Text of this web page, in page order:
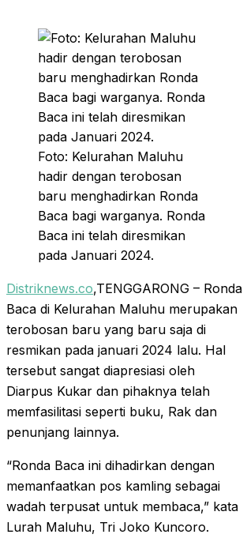
Foto: Kelurahan Maluhu
hadir dengan terobosan
baru menghadirkan Ronda
Baca bagi warganya. Ronda
Baca ini telah diresmikan
pada Januari 2024.
Distriknews.co,TENGGARONG – Ronda
Baca di Kelurahan Maluhu merupakan
terobosan baru yang baru saja di
resmikan pada januari 2024 lalu. Hal
tersebut sangat diapresiasi oleh
Diarpus Kukar dan pihaknya telah
memfasilitasi seperti buku, Rak dan
penunjang lainnya.
“Ronda Baca ini dihadirkan dengan
memanfaatkan pos kamling sebagai
wadah terpusat untuk membaca,” kata
Lurah Maluhu, Tri Joko Kuncoro.